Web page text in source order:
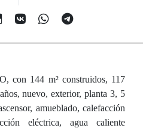
con 144 m² construidos, 117
nuevo, exterior, planta 3, 5
amueblado, calefacción
eléctrica, agua caliente